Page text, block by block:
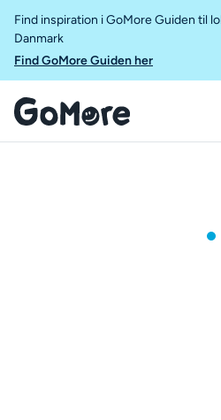
Find inspiration i GoMore Guiden til
Danmark
Find GoMore Guiden her